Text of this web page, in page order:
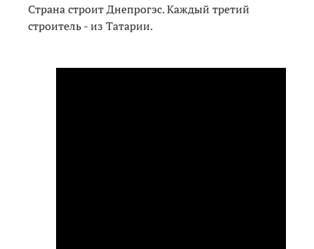
Страна строит Днепрогэс. Каждый третий
строитель - из Татарии.